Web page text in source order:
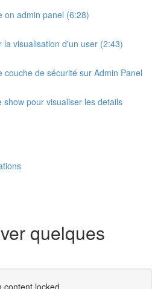
on admin panel (6:28)
la visualisation d'un user (2:43)
couche de sécurité sur Admin Panel
show pour visualiser les details
quelques
content locked